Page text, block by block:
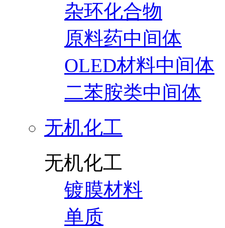
杂环化合物
原料药中间体
OLED材料中间体
二苯胺类中间体
无机化工
无机化工
镀膜材料
单质